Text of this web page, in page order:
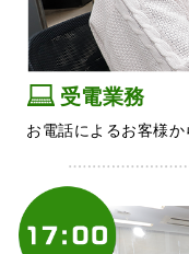
受電業務
お電話によるお客様か